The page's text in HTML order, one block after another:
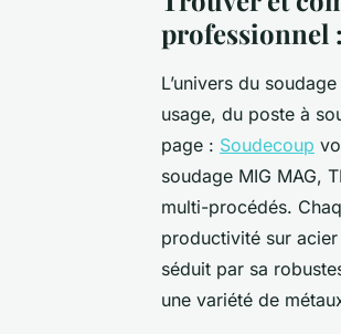
professionnel
L’univers du
usage, du poste à
page : Soudecoup
soudage MIG MAG,
multi-procédés.
productivité sur
séduit par sa
une variété de